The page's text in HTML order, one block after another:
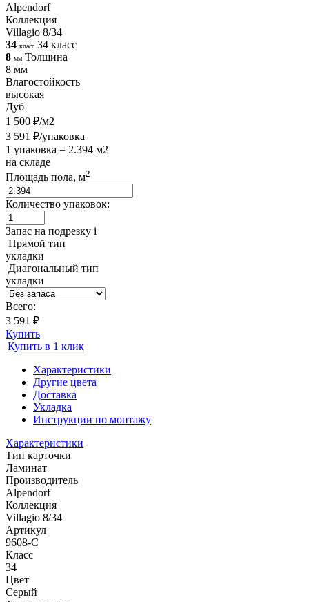
Alpendorf
Коллекция
Villagio 8/34
34 класс 34 класс
8 мм Толщина
8 мм
Влагостойкость
высокая
Дуб
1 500 ₽/м2
3 591 ₽/упаковка
1 упаковка = 2.394 м2
на складе
Площадь пола, м2
Количество упаковок:
Запас на подрезку i
Прямой тип
укладки
Диагональный тип
укладки
Всего:
3 591 ₽
Купить
Купить в 1 клик
Характеристики
Другие цвета
Доставка
Укладка
Инструкции по монтажу
Характеристики
Тип карточки
Ламинат
Производитель
Alpendorf
Коллекция
Villagio 8/34
Артикул
9608-С
Класс
34
Цвет
Серый